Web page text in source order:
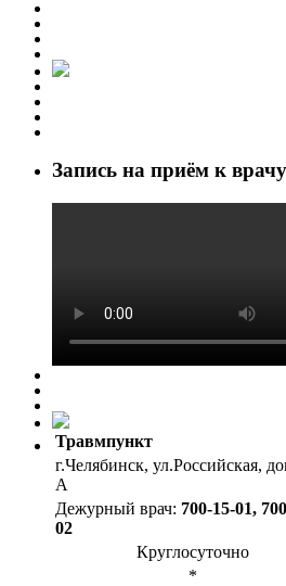
Запись на приём к
Травмпункт
г.Челябинск, ул.Российская,
А
Дежурный врач: 700-15-01,
02
Круглосуточно
*